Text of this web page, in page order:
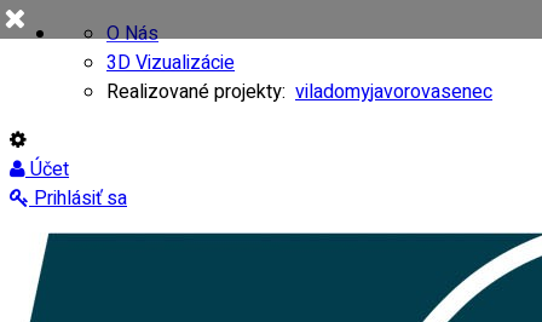
O Nás
3D Vizualizácie
Realizované projekty: viladomyjavorovasenec
Účet
Prihlásiť sa